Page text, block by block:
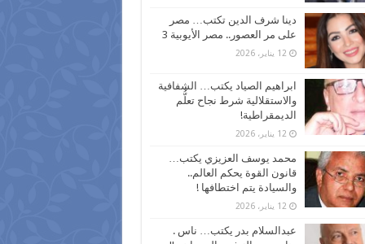
دينا شرف الدين تكتب… مصر
على مر العصور.. مصر الأيوبية 3
12 يناير، 2026
ابراهيم الصياد يكتب… الشفافية
والاستقلالية شرط نجاح تعلُّم
الديمقراطية!
12 يناير، 2026
محمد يوسف العزيزي يكتب…
قانون القوة يحكم العالم..
والسيادة يتم اختطافها !
12 يناير، 2026
عبدالسلام بدر يكتب… ناس .